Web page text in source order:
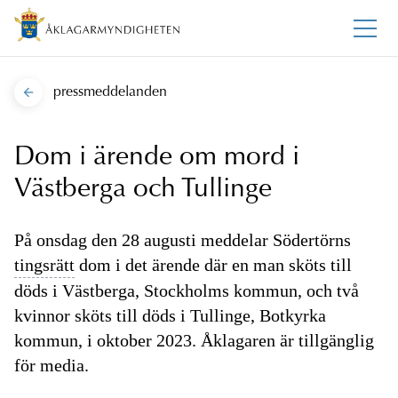
pressmeddelanden
Dom i ärende om mord i
Västberga och Tullinge
På onsdag den 28 augusti meddelar Södertörns
tingsrätt dom i det ärende där en man sköts till
döds i Västberga, Stockholms kommun, och två
kvinnor sköts till döds i Tullinge, Botkyrka
kommun, i oktober 2023. Åklagaren är tillgänglig
för media.